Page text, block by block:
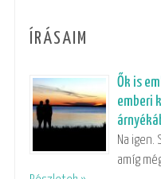
ÍRÁSAIM
Ők is
emberi
Na igen.
amíg